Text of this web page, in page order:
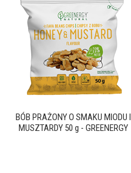
BÓB PRAŻONY O SMAKU MIODU I
MUSZTARDY 50 g - GREENERGY